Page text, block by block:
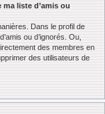
liste d’amis ou
Dans le profil de
ou d’ignorés. Ou,
des membres en
des utilisateurs de